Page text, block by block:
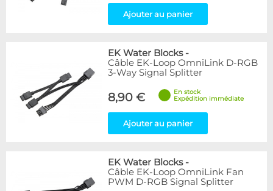
Ajouter au panier
EK Water Blocks-
Câble EK-Loop OmniLink D-RGB
3-Way Signal Splitter
8,90 €
En stock
Expédition immédiate
Ajouter au panier
EK Water Blocks-
Câble EK-Loop OmniLink Fan
PWM D-RGB Signal Splitter